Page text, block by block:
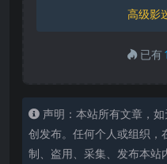
高级影
已有1
声明：本站所有文章，
创发布。任何个人或组织，
制、盗用、采集、发布本站